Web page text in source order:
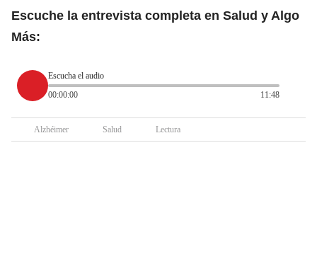
Escuche la entrevista completa en Salud y Algo
Más:
Escucha el audio
00:00:00
11:48
Alzhéimer Salud Lectura